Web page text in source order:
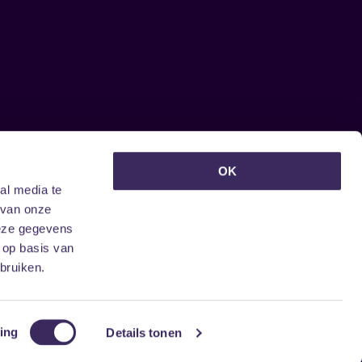
media te
onze
gegevens
basis van
Details tonen
OK
ontvangen?